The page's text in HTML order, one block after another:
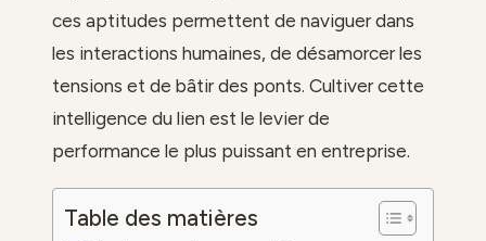
ces aptitudes permettent de naviguer dans
les interactions humaines, de désamorcer les
tensions et de bâtir des ponts. Cultiver cette
intelligence du lien est le levier de
performance le plus puissant en entreprise.
Table des matières